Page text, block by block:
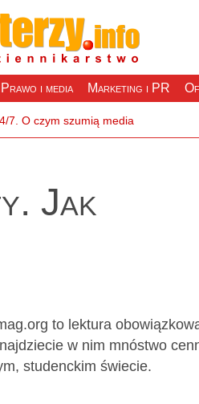
Prawo i media Marketing i PR
Jak
to lektura
w nim mnóstwo
studenckim świecie.